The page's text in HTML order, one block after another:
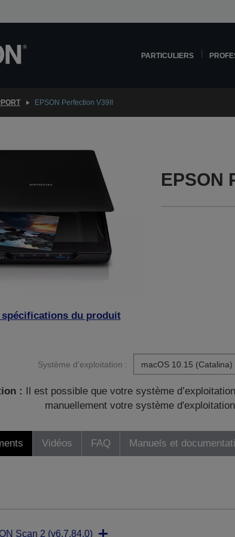
PARTICULIERS
EPSON Perfection V39II
du produit
EPSON
Système d’exploitation :
:
Il est possible que votre système
manuellement votre système
Vidéos FAQ Manuels et
Scan 2 (v6.7.84.0)